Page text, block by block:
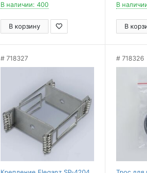
В наличии: 400
В корзину
В
В
718327 718326